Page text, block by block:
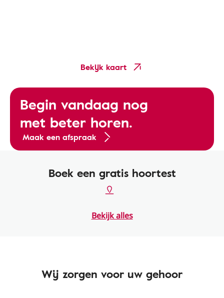
Bekijk kaart
Begin vandaag nog
met beter horen.
Maak een afspraak
Boek een gratis hoortest
Bekijk alles
Wij zorgen voor uw gehoor